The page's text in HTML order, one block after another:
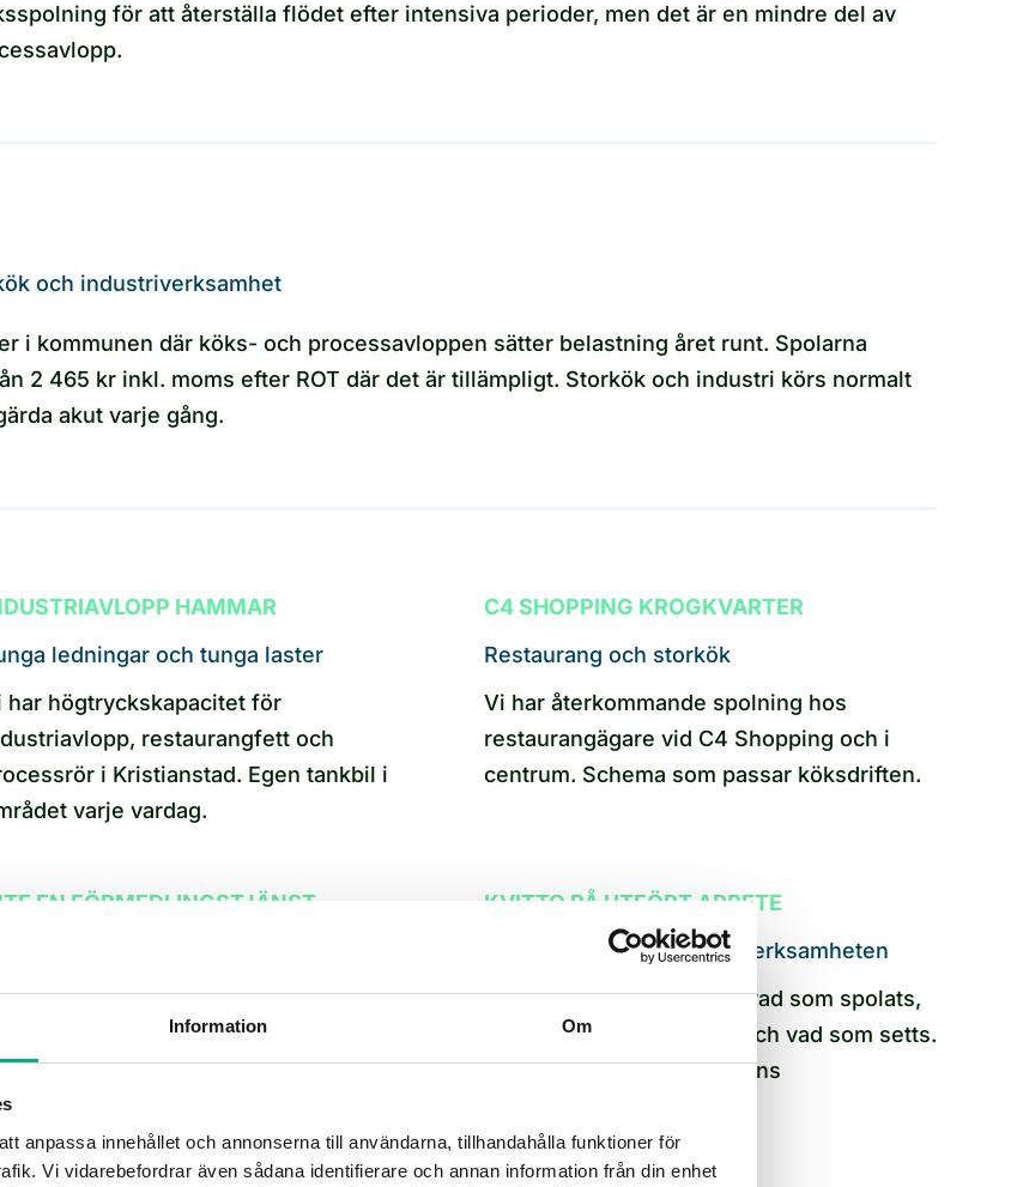
Information Om
anpassa innehållet och annonserna till användarna, tillhandahålla funktioner för
Vi vidarebefordrar även sådana identifierare och annan information från din enhet
för att återställa flödet efter intensiva perioder, men det är en mindre del av
och industriverksamhet
i kommunen där köks- och processavloppen sätter belastning året runt. Spolarna
2 465 kr inkl. moms efter ROT där det är tillämpligt. Storkök och industri körs normalt
akut varje gång.
HAMMAR
ledningar och tunga laster
har högtryckskapacitet för
restaurangfett och
i Kristianstad. Egen tankbil i
varje vardag.
C4 SHOPPING KROGKVARTER
Restaurang och storkök
Vi har återkommande spolning hos
restaurangägare vid C4 Shopping och i
centrum. Schema som passar köksdriften.
EN FÖRMEDLINGSTJÄNST
äger fordon och utrustning. Inga
mellan din beställning
utfört arbete.
KVITTO PÅ UTFÖRT ARBETE
Rapport som funkar mot verksamheten
Du får dokumentation på vad som spolats,
vilket tryck som använts och vad som setts.
Underlag för verksamhetens